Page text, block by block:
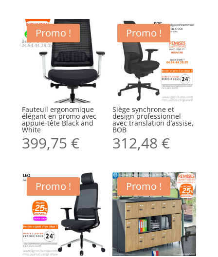
Promo !
Fauteuil ergonomique
élégant en promo avec
appuie-tête Black and
White
399,75 €
Promo !
Siège synchrone et
design professionnel
avec translation d’assise,
BOB
312,48€
Promo ! Promo !